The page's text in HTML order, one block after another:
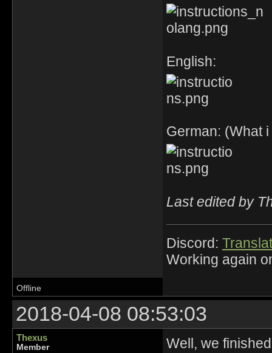
English:
German: (What
Last edited by
Discord:
Working again
Offline
2018-04-08 08:53:03
Thexus
Member
Well, we